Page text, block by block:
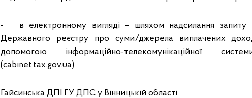
- в електронному вигляді – шляхом надсилання запиту
Державного реєстру про суми/джерела виплачених
допомогою інформаційно-телекомунікаційної
(cabinet.tax.gov.ua).
Гайсинська ДПІ ГУ ДПС у Вінницькій області